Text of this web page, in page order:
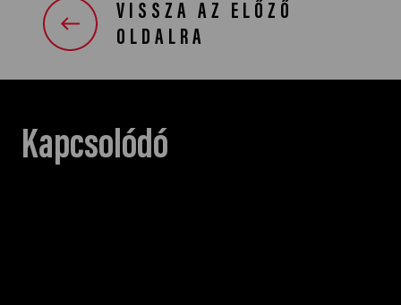
VISSZA AZ ELŐZŐ
OLDALRA
Kapcsolódó